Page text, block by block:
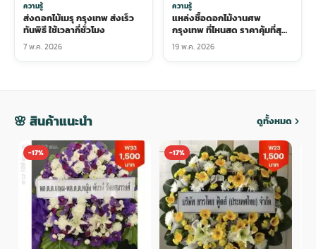
ความรู้
ส่งดอกไม้เมรุ กรุงเทพ ส่งเร็ว
ทันพิธี ใช้เวลากี่ชั่วโมง
7 พ.ค. 2026
ความรู้
แหล่งซื้อดอกไม้งานศพ
กรุงเทพ ที่ไหนสด ราคาคุ้มที่สุด
สำหรับครอบครัว
19 พ.ค. 2026
🌸 สินค้าแนะนำ ดูทั้งหมด
-17% -17%